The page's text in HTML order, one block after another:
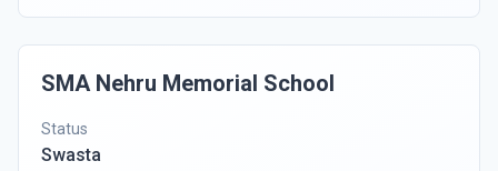
SMA Nehru Memorial School
Status
Swasta